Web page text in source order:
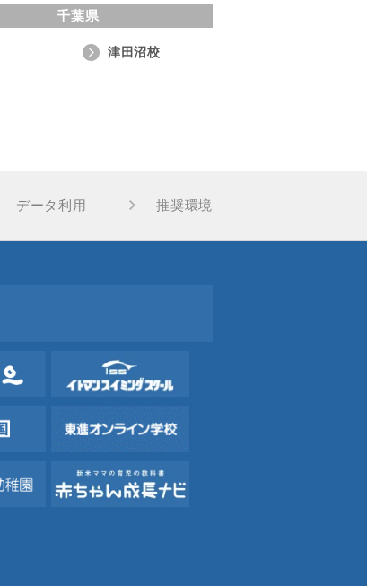
千葉県
津田沼校
データ利用 推奨環境